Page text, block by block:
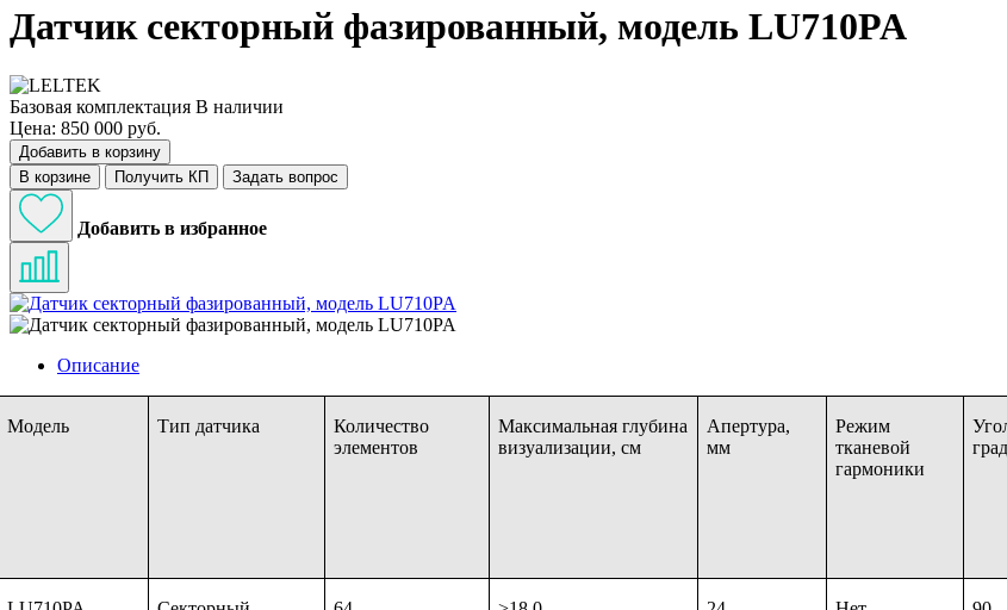
Датчик секторный фазированный, модель LU710PA
Базовая комплектация В наличии
Цена: 850 000 руб.
Добавить в корзину
В корзине
Получить КП Задать вопрос
Добавить в избранное
Описание
Модель Тип датчика
Количество
элементов
Максимальная глубина
визуализации, см
Апертура,
мм
Режим
тканевой
гармоники
град